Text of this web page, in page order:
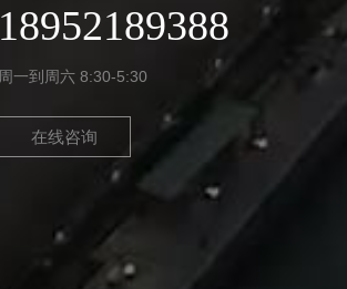
18952189388
周一到周六 8:30-5:30
在线咨询